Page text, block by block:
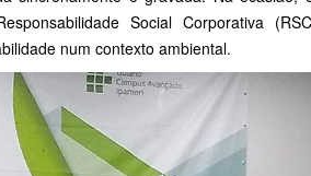
Social Corporativa
num contexto ambiental.